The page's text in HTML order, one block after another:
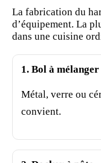
La fabrication du
d’équipement. La
dans une cuisine
1. Bol à mélanger
Métal, verre ou
convient.